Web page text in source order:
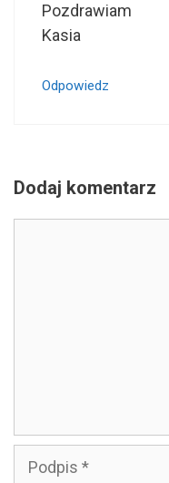
Pozdrawiam
Kasia
Odpowiedz
Dodaj komentarz
Podpis